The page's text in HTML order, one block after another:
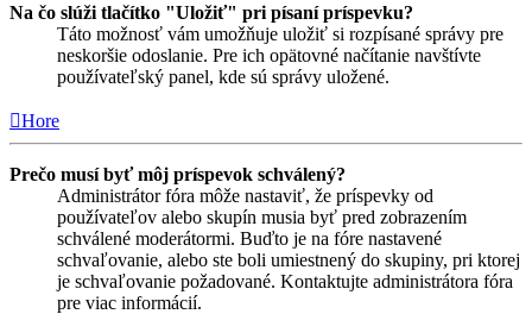
Na čo slúži tlačítko "Uložiť" pri písaní príspevku?
Táto možnosť vám umožňuje uložiť si rozpísané správy pre
neskoršie odoslanie. Pre ich opätovné načítanie navštívte
používateľský panel, kde sú správy uložené.
Hore
Prečo musí byť môj príspevok schválený?
Administrátor fóra môže nastaviť, že príspevky od
používateľov alebo skupín musia byť pred zobrazením
schválené moderátormi. Buďto je na fóre nastavené
schvaľovanie, alebo ste boli umiestnený do skupiny, pri ktorej
je schvaľovanie požadované. Kontaktujte administrátora fóra
pre viac informácií.